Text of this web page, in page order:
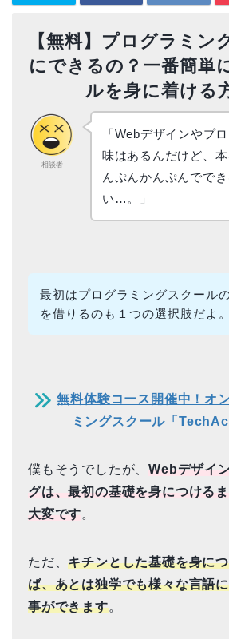
【無料】プログラミン
にできるの？一番簡単
ルを身に着ける
相談者
「Webデザインやプ
味はあるんだけど、
んぷんかんぷんでで
い…。」
最初はプログラミングスクール
を借りるのも１つの選択肢だよ。
無料体験コース開催中！オ
ミングスクール「
僕もそうでしたが、Webデザイ
グは、最初の基礎を身につける
大変です。
ただ、キチンとした基礎を身に
ば、あとは独学でも様々な言語
事ができます。